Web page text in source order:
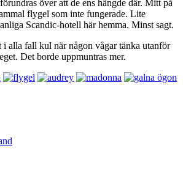
över att de ens hängde där. Mitt på
flygel som inte fungerade. Lite
Scandic-hotell här hemma. Minst sagt.
i alla fall kul när någon vågar tänka utanför
Det borde uppmuntras mer.